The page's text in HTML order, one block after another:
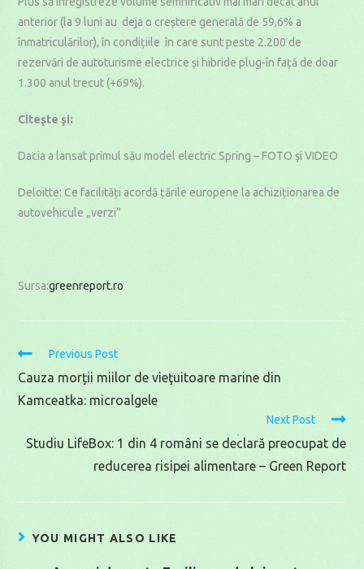
anterior (la 9 luni au deja o creștere generală de 59,6% a
înmatriculărilor), în condițiile în care sunt peste 2.200 de
rezervări de autoturisme electrice și hibride plug-în față de doar
1.300 anul trecut (+69%).
Citeşte şi:
Dacia a lansat primul său model electric Spring – FOTO şi VIDEO
Deloitte: Ce facilități acordă țările europene la achiziționarea de
autovehicule „verzi”
Sursa:greenreport.ro
Read
more
articles
Previous Post
Cauza morții miilor de vieţuitoare marine din
Kamceatka: microalgele
Next Post
Studiu LifeBox: 1 din 4 români se declară preocupat de
reducerea risipei alimentare – Green Report
YOU MIGHT ALSO LIKE